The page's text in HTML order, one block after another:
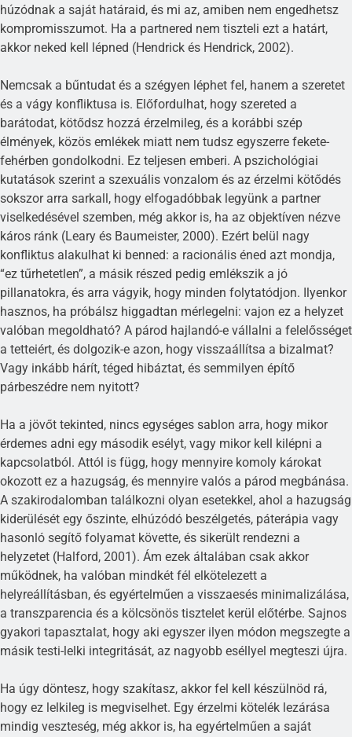
húzódnak a saját határaid, és mi az, amiben nem engedhetsz
kompromisszumot. Ha a partnered nem tiszteli ezt a határt,
akkor neked kell lépned (Hendrick és Hendrick, 2002).
Nemcsak a bűntudat és a szégyen léphet fel, hanem a szeretet
és a vágy konfliktusa is. Előfordulhat, hogy szereted a
barátodat, kötődsz hozzá érzelmileg, és a korábbi szép
élmények, közös emlékek miatt nem tudsz egyszerre fekete-
fehérben gondolkodni. Ez teljesen emberi. A pszichológiai
kutatások szerint a szexuális vonzalom és az érzelmi kötődés
sokszor arra sarkall, hogy elfogadóbbak legyünk a partner
viselkedésével szemben, még akkor is, ha az objektíven nézve
káros ránk (Leary és Baumeister, 2000). Ezért belül nagy
konfliktus alakulhat ki benned: a racionális éned azt mondja,
“ez tűrhetetlen”, a másik részed pedig emlékszik a jó
pillanatokra, és arra vágyik, hogy minden folytatódjon. Ilyenkor
hasznos, ha próbálsz higgadtan mérlegelni: vajon ez a helyzet
valóban megoldható? A párod hajlandó-e vállalni a felelősséget
a tetteiért, és dolgozik-e azon, hogy visszaállítsa a bizalmat?
Vagy inkább hárít, téged hibáztat, és semmilyen építő
párbeszédre nem nyitott?
Ha a jövőt tekinted, nincs egységes sablon arra, hogy mikor
érdemes adni egy második esélyt, vagy mikor kell kilépni a
kapcsolatból. Attól is függ, hogy mennyire komoly károkat
okozott ez a hazugság, és mennyire valós a párod megbánása.
A szakirodalomban találkozni olyan esetekkel, ahol a hazugság
kiderülését egy őszinte, elhúzódó beszélgetés, páterápia vagy
hasonló segítő folyamat követte, és sikerült rendezni a
helyzetet (Halford, 2001). Ám ezek általában csak akkor
működnek, ha valóban mindkét fél elkötelezett a
helyreállításban, és egyértelműen a visszaesés minimalizálása,
a transzparencia és a kölcsönös tisztelet kerül előtérbe. Sajnos
gyakori tapasztalat, hogy aki egyszer ilyen módon megszegte a
másik testi-lelki integritását, az nagyobb eséllyel megteszi újra.
Ha úgy döntesz, hogy szakítasz, akkor fel kell készülnöd rá,
hogy ez lelkileg is megviselhet. Egy érzelmi kötelék lezárása
mindig veszteség, még akkor is, ha egyértelműen a saját